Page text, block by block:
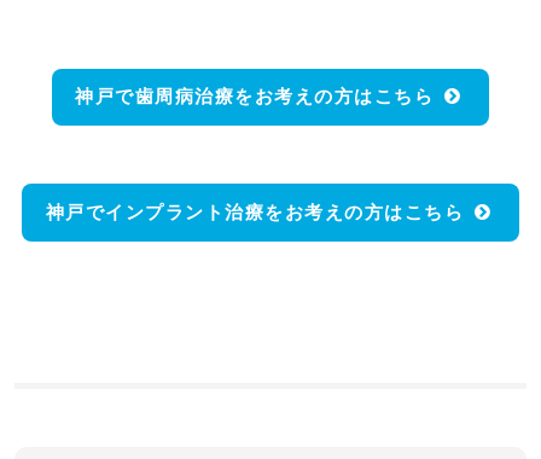
神戸で歯周病治療をお考えの方はこちら
神戸でインプラント治療をお考えの方はこちら